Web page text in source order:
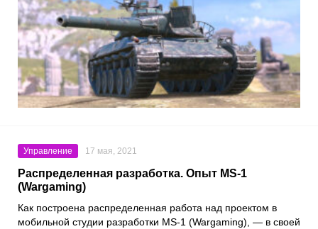
Управление 17 мая, 2021
Распределенная разработка. Опыт MS-1
(Wargaming)
Как построена распределенная работа над проектом в
мобильной студии разработки MS-1 (Wargaming), — в своей